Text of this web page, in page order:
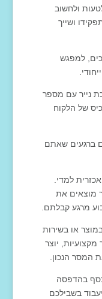
ולחשוב
ושייך
למפגש
נייר עם מספר
של הלקוח
ברגעים שאתם
למדי.
מוצאים את
מרגע קבלתם.
או בשירות
יוצר
המסר הנכון.
בהדפסה
בשבילכם